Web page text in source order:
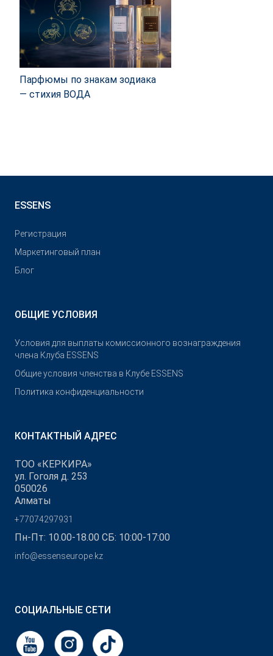
Парфюмы по знакам зодиака
— стихия ВОДА
ESSENS
Pегистрация
Маркетинговый план
Блог
ОБЩИЕ УСЛОВИЯ
Условия для выплаты комиссионного вознаграждения
члена Клуба ESSENS
Общие условия членства в Клубе ESSENS
Политика конфиденциальности
КОНТАКТНЫЙ АДРЕС
ТОО «КЕРКИРА»
ул. Гоголя д. 253
050026
Алматы
+77074297931
Пн-Пт: 10.00-18.00 СБ: 10:00-17:00
info@essenseurope.kz
СОЦИАЛЬНЫЕ СЕТИ